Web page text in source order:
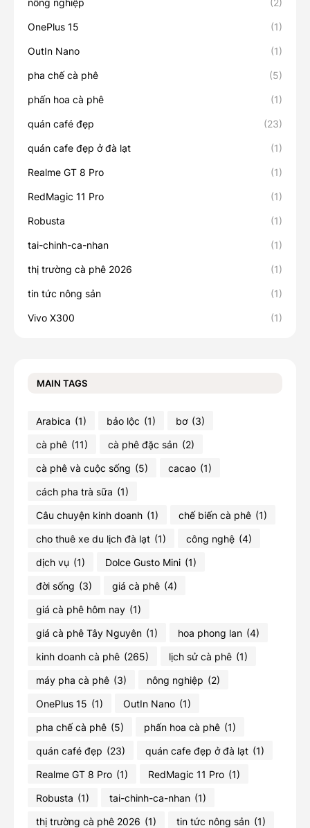
nông nghiệp (2)
OnePlus 15 (1)
OutIn Nano (1)
pha chế cà phê (5)
phấn hoa cà phê (1)
quán café đẹp (23)
quán cafe đẹp ở đà lạt (1)
Realme GT 8 Pro (1)
RedMagic 11 Pro (1)
Robusta (1)
tai-chinh-ca-nhan (1)
thị trường cà phê 2026 (1)
tin tức nông sản (1)
Vivo X300 (1)
MAIN TAGS
Arabica (1) bảo lộc (1) bơ (3)
cà phê (11) cà phê đặc sản (2)
cà phê và cuộc sống (5) cacao (1)
cách pha trà sữa (1)
Câu chuyện kinh doanh (1) chế biến cà phê (1)
cho thuê xe du lịch đà lạt (1) công nghệ (4)
dịch vụ (1) Dolce Gusto Mini (1)
đời sống (3) giá cà phê (4)
giá cà phê hôm nay (1)
giá cà phê Tây Nguyên (1) hoa phong lan (4)
kinh doanh cà phê (265) lịch sử cà phê (1)
máy pha cà phê (3) nông nghiệp (2)
OnePlus 15 (1) OutIn Nano (1)
pha chế cà phê (5) phấn hoa cà phê (1)
quán café đẹp (23) quán cafe đẹp ở đà lạt (1)
Realme GT 8 Pro (1) RedMagic 11 Pro (1)
Robusta (1) tai-chinh-ca-nhan (1)
thị trường cà phê 2026 (1) tin tức nông sản (1)